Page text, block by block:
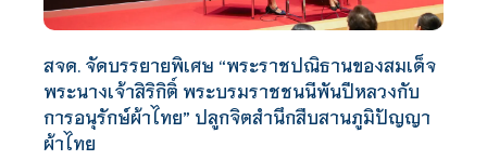
สจด. จัดบรรยายพิเศษ “พระราชปณิธานของสมเด็จ
พระนางเจ้าสิริกิติ์ พระบรมราชชนนีพันปีหลวงกับ
การอนุรักษ์ผ้าไทย” ปลูกจิตสำนึกสืบสานภูมิปัญญา
ผ้าไทย